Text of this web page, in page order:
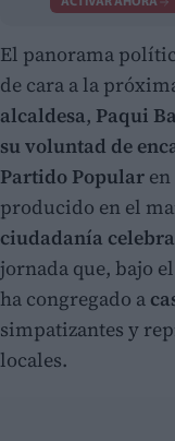
El panorama
de cara a la
alcaldesa, Paqui
su voluntad de
Partido Popular
producido en el
ciudadanía
jornada que, bajo
ha congregado a
simpatizantes y
locales.